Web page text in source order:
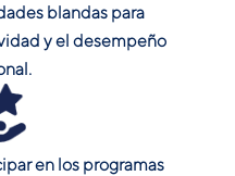
blandas para
y el desempeño
en los programas